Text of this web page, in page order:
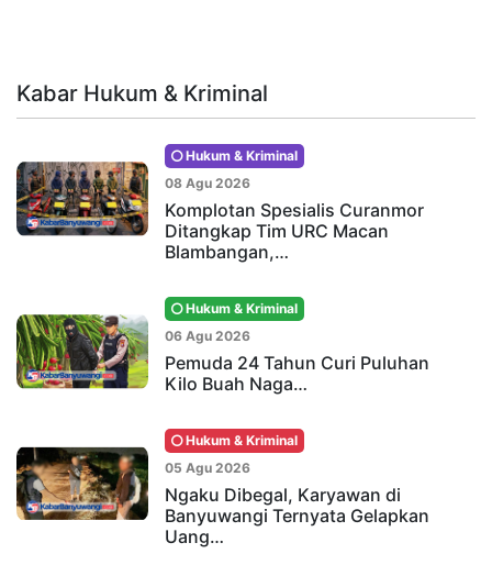
Kabar Hukum & Kriminal
Hukum & Kriminal
08 Agu 2026
Komplotan Spesialis Curanmor
Ditangkap Tim URC Macan
Blambangan,…
Hukum & Kriminal
06 Agu 2026
Pemuda 24 Tahun Curi Puluhan
Kilo Buah Naga…
Hukum & Kriminal
05 Agu 2026
Ngaku Dibegal, Karyawan di
Banyuwangi Ternyata Gelapkan
Uang…